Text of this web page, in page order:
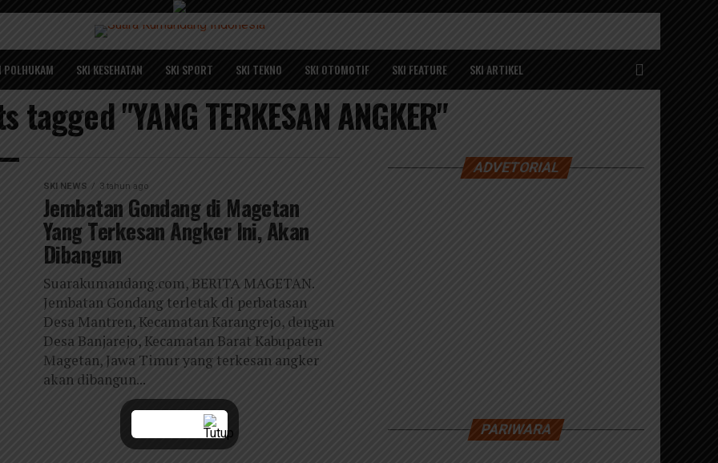
POLHUKAM SKI KESEHATAN SKI SPORT SKI TEKNO SKI OTOMOTIF SKI FEATURE SKI ARTIKEL
tagged "YANG TERKESAN ANGKER"
SKI NEWS 3 tahun ago
Jembatan Gondang di Magetan
Yang Terkesan Angker Ini, Akan
Dibangun
Suarakumandang.com, BERITA MAGETAN.
Jembatan Gondang terletak di perbatasan
Desa Mantren, Kecamatan Karangrejo, dengan
Desa Banjarejo, Kecamatan Barat Kabupaten
Magetan, Jawa Timur yang terkesan angker
akan dibangun...
ADVETORIAL
PARIWARA